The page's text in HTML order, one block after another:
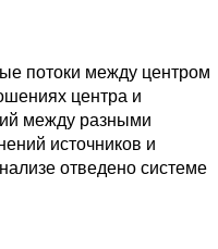
потоки между центром
центра и
между разными
источников и
отведено системе